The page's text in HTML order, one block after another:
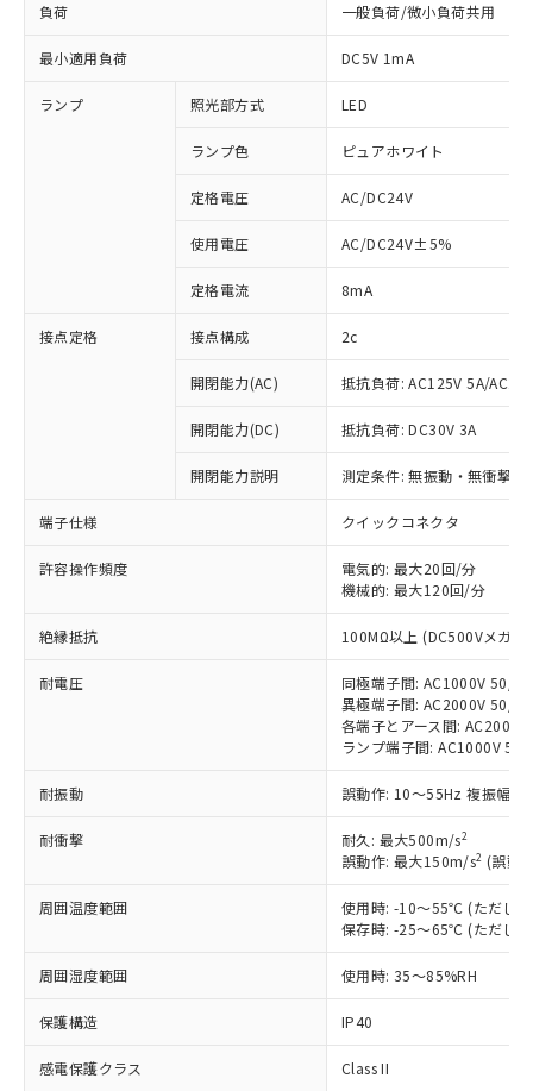
負荷 一般負荷/微小負荷共用
最小適用負荷 DC5V 1mA
ランプ 照光部方式 LED
ランプ色 ピュアホワイト
定格電圧 AC/DC24V
使用電圧 AC/DC24V±5%
定格電流 8mA
接点定格 接点構成 2c
開閉能力(AC) 抵抗負荷: AC125V 5A/
開閉能力(DC) 抵抗負荷: DC30V 3A
開閉能力説明 測定条件: 無振動・無衝撃
端子仕様 クイックコネクタ
許容操作頻度
電気的: 最大20回/分
機械的: 最大120回/分
絶縁抵抗 100MΩ以上 (DC500Vメガ)
耐電圧
同極端子間: AC1000V 50/
異極端子間: AC2000V 50/
各端子とアース間:
ランプ端子間: AC1000V
耐振動 誤動作: 10～55Hz 複振幅
耐衝撃 耐久: 最大500m/s2
誤動作: 最大150m/s2 (誤動
周囲温度範囲
使用時: -10～55℃ (ただし
保存時: -25～65℃ (ただし
周囲湿度範囲 使用時: 35～85%RH
保護構造 IP40
感電保護クラス Class II
以下の条件をお読みいただき、同意のうえ
本サービスは、当社制御機器事業取扱
商品の当社在庫状況および標準価格
(税抜)を提供させていただくもので
当社制御機器事業取扱商品の中には、
本サービスの対象外となる商品もある
ことをご了承ください。
在庫状況および標準価格照会結果は、
タに基づき作成されるものであり、閲
覧された時点での実際の在庫および標
準価格とは異なる場合があることをご
※1 対応状況
対応済み：EU RoHS指令（10物質）の
非含有に対応した製品が提供可能な商品で
対応予定：EU RoHS指令（10物質）の非含
有に対応した製品に切り替える予定のある
対応予定なし：EU RoHS指令（10物質）の
非含有に非対応の商品で、対応品を出す予
調査・確認中：EU RoHS指令（10物質）の
非含有の対応状況を調査中または確認中の
非該当品：ライセンス料など無形物で、有
害物質有無と関係のない商品です。
仕入先様の事情により、非含有部品として
いたものが、含有品と判明した場合などや
むを得ず変更することがあります。
*EU RoHS指令（10物質）：
六価クロム(Cr(Ⅵ)) 1000ppm以下、ポリ臭化ビフェニル
「○」：最大均質材料含有率が中国RoHSの
基準値以下であることを示します。
「×」：最大均質材料含有率が中国RoHSの
基準値を超えていることを示します。
「－」：未確認です。当社販売部門へお問
*中国RoHS10物質の基準値 (GB/T26572)：
Pb(鉛) :1000ppm、 Hg(水銀) : 1000ppm、 Cd(カドミウ
ム) : 100ppm、
当社は、これら貴社製品のうち、外国
為替および外国貿易法に定める商品
（以下｢規制貨物等」という）を輸出
または国外への提供する場合は、日本
国政府の輸出許可(または役務取引許
可)を取得するなどの必要な手続きを
号